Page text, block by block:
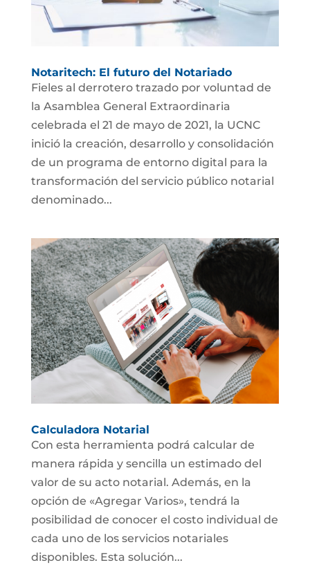
Notaritech: El futuro del Notariado
Fieles al derrotero trazado por voluntad de
la Asamblea General Extraordinaria
celebrada el 21 de mayo de 2021, la UCNC
inició la creación, desarrollo y consolidación
de un programa de entorno digital para la
transformación del servicio público notarial
denominado...
Calculadora Notarial
Con esta herramienta podrá calcular de
manera rápida y sencilla un estimado del
valor de su acto notarial. Además, en la
opción de «Agregar Varios», tendrá la
posibilidad de conocer el costo individual de
cada uno de los servicios notariales
disponibles. Esta solución...